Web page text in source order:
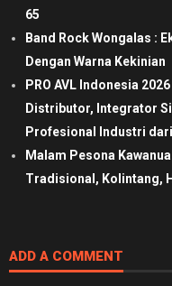
65
Band Rock Wongalas :
Dengan Warna Kekinian
PRO AVL Indonesia
Distributor, Integrator
Profesional Industri
Malam Pesona
Tradisional, Kolintang,
ADD A COMMENT